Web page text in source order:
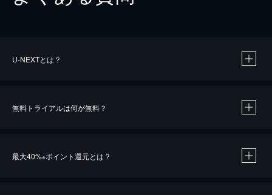
U-NEXTとは？
無料トライアルは何が無料？
最大40%※ポイント還元とは？